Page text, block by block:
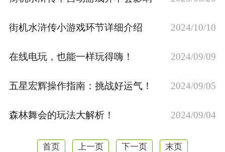
游戏攻略
街机水浒传小游戏环节详细介绍 2024/10/10
在线电玩，也能一样玩得嗨！ 2024/09/09
五星宏辉操作指南：挑战好运气！ 2024/09/05
森林舞会的玩法大解析！ 2024/09/04
首页 上一页 下一页 末页